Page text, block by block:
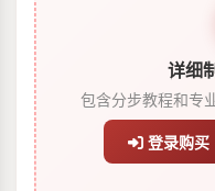
详细
包含分步教程和专
登录购买